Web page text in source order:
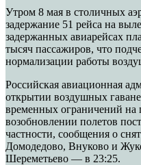
Утром 8 мая в столичных
задержание 51 рейса на
задержанных авиарейсах
тысяч пассажиров, что
нормализации работы
Российская авиационная
открытии воздушных
временных ограничений
возобновлении полетов
частности, сообщения о
Домодедово, Внуково и
Шереметьево — в 23:25.